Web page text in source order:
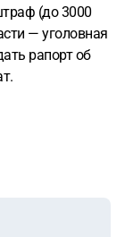
(до 3000
— уголовная
рапорт об